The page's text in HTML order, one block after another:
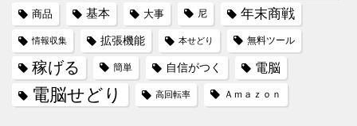
商品 基本 大事 尼 年末商戦
情報収集 拡張機能 本せどり 無料ツール
稼げる 簡単 自信がつく 電脳
電脳せどり 高回転率 Ａｍａｚｏｎ